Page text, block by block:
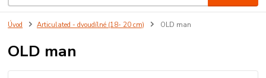
Úvod Articulated - dvoudílné (18- 20 cm) OLD man
OLD man